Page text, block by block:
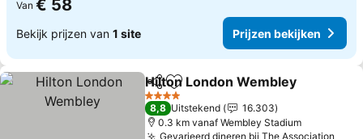
Van € 58
Bekijk prijzen van 1 site Prijzen bekijken
DelenToevoegen aan favorieten
Hilton London Wembley
4 Sterren
8,8 Uitstekend
16.303
0.3 km vanaf Wembley Stadium
Gevarieerd dineren bij The Association